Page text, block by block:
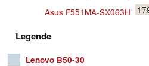
Asus F551MA-SX063H
Legende
Lenovo B50-30